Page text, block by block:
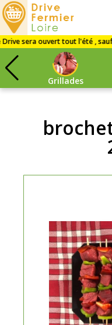
Loire
Grillades